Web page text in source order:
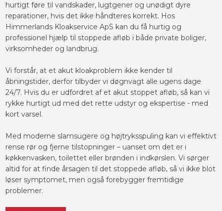
hurtigt føre til vandskader, lugtgener og unødigt dyre
reparationer, hvis det ikke håndteres korrekt. Hos
Himmerlands Kloakservice ApS kan du få hurtig og
professionel hjælp til stoppede afløb i både private boliger,
virksomheder og landbrug.
Vi forstår, at et akut kloakproblem ikke kender til
åbningstider, derfor tilbyder vi døgnvagt alle ugens dage
24/7. Hvis du er udfordret af et akut stoppet afløb, så kan vi
rykke hurtigt ud med det rette udstyr og ekspertise - med
kort varsel.
Med moderne slamsugere og højtryksspuling kan vi effektivt
rense rør og fjerne tilstopninger – uanset om det er i
køkkenvasken, toilettet eller brønden i indkørslen. Vi sørger
altid for at finde årsagen til det stoppede afløb, så vi ikke blot
løser symptomet, men også forebygger fremtidige
problemer.